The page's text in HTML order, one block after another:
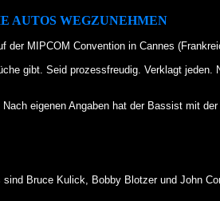
AUTOS WEGZUNEHMEN
MIPCOM Convention in Cannes
gibt. Seid prozessfreudig. Verklagt
eigenen Angaben hat der Bassist mit
Bruce Kulick, Bobby Blotzer und John